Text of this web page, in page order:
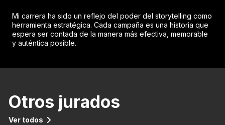
Mi carrera ha sido un reflejo del poder del storytelling como
herramienta estratégica. Cada campaña es una historia que
espera ser contada de la manera más efectiva, memorable
y auténtica posible.
Otros jurados
Ver todos